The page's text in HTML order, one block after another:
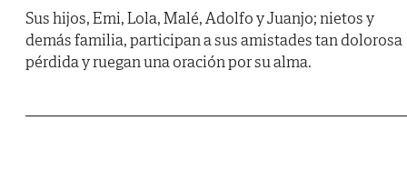
Sus hijos, Emi, Lola, Malé, Adolfo y Juanjo; nietos y
demás familia, participan a sus amistades tan dolorosa
pérdida y ruegan una oración por su alma.